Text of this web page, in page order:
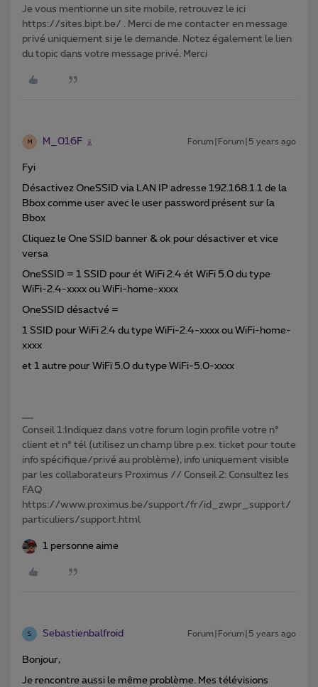
Je vous mentionne un site mobile, retrouvez le ici
https://sites.bipt.be/ . Merci de me contacter en message
privé uniquement si je le demande. Notez également le lien
du topic dans votre message privé. Merci
M M_016F Forum|Forum|5 years ago
Fyi
Désactivez OneSSID via LAN IP adresse 192.168.1.1 de la
Bbox comme user avec le user password présent sur la
Bbox
Cliquez le One SSID banner & ok pour désactiver et vice
versa
OneSSID = 1 SSID pour ét WiFi 2.4 ét WiFi 5.0 du type
WiFi-2.4-xxxx ou WiFi-home-xxxx
OneSSID désactvé =
1 SSID pour WiFi 2.4 du type WiFi-2.4-xxxx ou WiFi-home-
xxxx
et 1 autre pour WiFi 5.0 du type WiFi-5.0-xxxx
Conseil 1:Indiquez dans votre forum login profile votre n°
client et n° tél (utilisez un champ libre p.ex. ticket pour toute
info spécifique/privé au problème), info uniquement visible
par les collaborateurs Proximus // Conseil 2: Consultez les
FAQ
https://www.proximus.be/support/fr/id_zwpr_support/
particuliers/support.html
1 personne aime
S Sebastienbalfroid Forum|Forum|5 years ago
Bonjour,
Je rencontre aussi le même problème. Mes télévisions